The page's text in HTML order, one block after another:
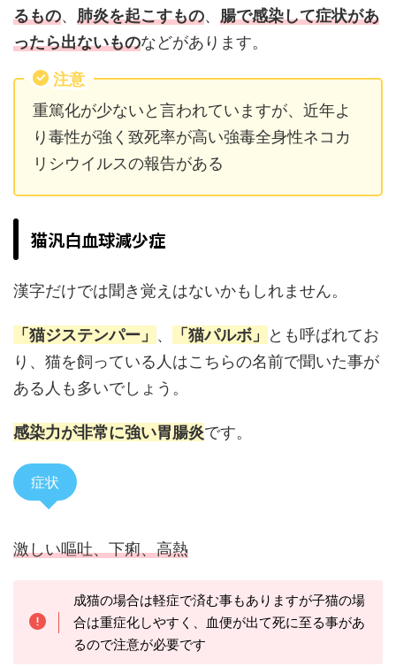
るもの、 肺炎を起こすもの、 腸で感染して症状があ
ったら出ないものなどがあります。
注意
重篤化が少ないと言われていますが、近年よ
り毒性が強く致死率が高い強毒全身性ネコカ
リシウイルスの報告がある
猫汎白血球減少症
漢字だけでは聞き覚えはないかもしれません。
「猫ジステンパー」 、 「猫パルボ」
とも呼ばれてお
り、猫を飼っている人はこちらの名前で聞いた事が
ある人も多いでしょう。
感染力が非常に強い胃腸炎です。
症状
激しい嘔吐、下痢、高熱
成猫の場合は軽症で済む事もありますが子猫の場
合は重症化しやすく、血便が出て死に至る事があ
るので注意が必要です